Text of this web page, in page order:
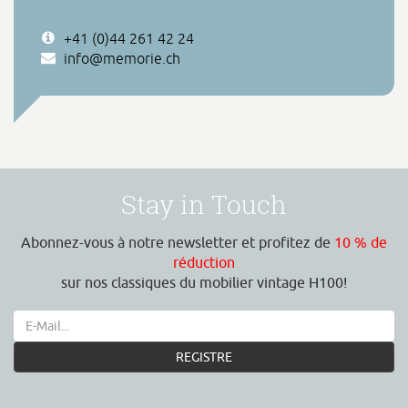
+41 (0)44 261 42 24
info@memorie.ch
Stay in Touch
Abonnez-vous à notre newsletter et profitez de 10 % de
réduction
sur nos classiques du mobilier vintage H100!
REGISTRE